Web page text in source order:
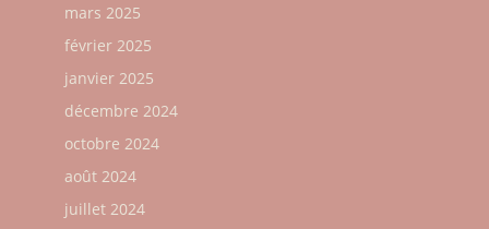
mars 2025
février 2025
janvier 2025
décembre 2024
octobre 2024
août 2024
juillet 2024